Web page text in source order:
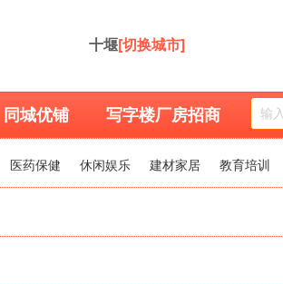
十堰[切换城市]
同城优铺 写字楼厂房招商
医药保健 休闲娱乐 建材家居 教育培训